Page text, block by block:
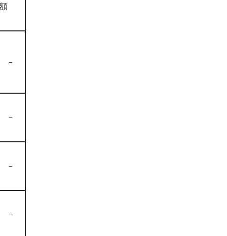
額
－
－
－
－